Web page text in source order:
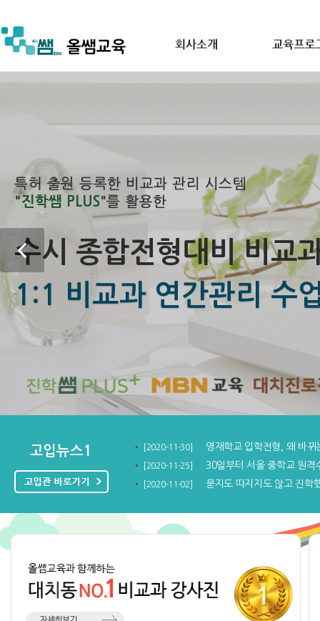
어느
"ALL SSEM TOOL"을 활용한
대학입시 TOTAL CARE SYSTEM
특허 출원 등록한 비교과 관리 시스템
"진학쌤 PLUS"를 활용한
수시 종합전형대비 비교
1:1 비교과 연간관리 수
특허 출원 등록한 교과 학습관리 시스템
ALL SSEM TUTOR"를 활용한
고입뉴스1 [2020-11-30] 영재학교 입학전형, 왜 바뀌
[2020-11-25] 30일부터 서울 중학교 원격
[2020-11-02] 묻지도 따지지도 않고 진학
더보기